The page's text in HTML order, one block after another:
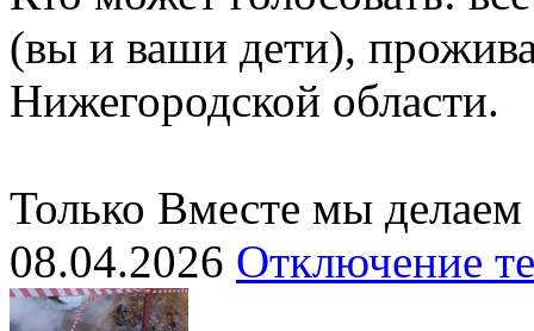
(вы и ваши дети),
Нижегородской области.
Только Вместе мы
08.04.2026 Отключение